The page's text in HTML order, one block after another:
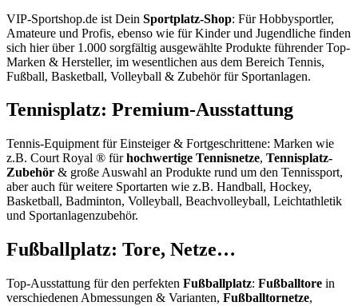
VIP-Sportshop.de ist Dein Sportplatz-Shop: Für Hobbysportler,
Amateure und Profis, ebenso wie für Kinder und Jugendliche finden
sich hier über 1.000 sorgfältig ausgewählte Produkte führender Top-
Marken & Hersteller, im wesentlichen aus dem Bereich Tennis,
Fußball, Basketball, Volleyball & Zubehör für Sportanlagen.
Tennisplatz: Premium-Ausstattung
Tennis-Equipment für Einsteiger & Fortgeschrittene: Marken wie
z.B. Court Royal ® fürhochwertige Tennisnetze, Tennisplatz-
Zubehör & große Auswahl an Produkte rund um den Tennissport,
aber auch für weitere Sportarten wie z.B. Handball, Hockey,
Basketball, Badminton, Volleyball, Beachvolleyball, Leichtathletik
und Sportanlagenzubehör.
Fußballplatz: Tore, Netze…
Top-Ausstattung für den perfekten Fußballplatz: Fußballtore in
verschiedenen Abmessungen & Varianten, Fußballtornetze,